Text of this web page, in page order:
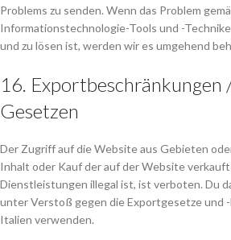
Problems zu senden. Wenn das Problem
Informationstechnologie-Tools und -
und zu lösen ist, werden wir es umgehend
16. Exportbeschränkungen
Gesetzen
Der Zugriff auf die Website aus Gebieten
Inhalt oder Kauf der auf der Website
Dienstleistungen illegal ist, ist verboten. Du
unter Verstoß gegen die Exportgesetze und
Italien verwenden.